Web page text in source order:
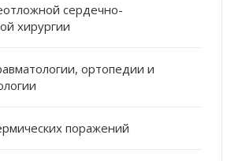
сердечно-
хирургии
ортопедии и
поражений